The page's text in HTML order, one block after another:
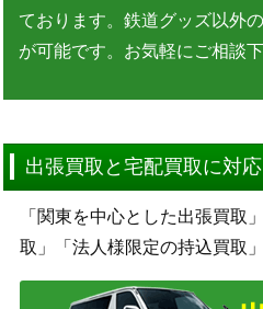
ております。鉄道グッズ以外
が可能です。お気軽にご相談下
出張買取と宅配買取に対応
「関東を中心とした出張買取
取」「法人様限定の持込買取